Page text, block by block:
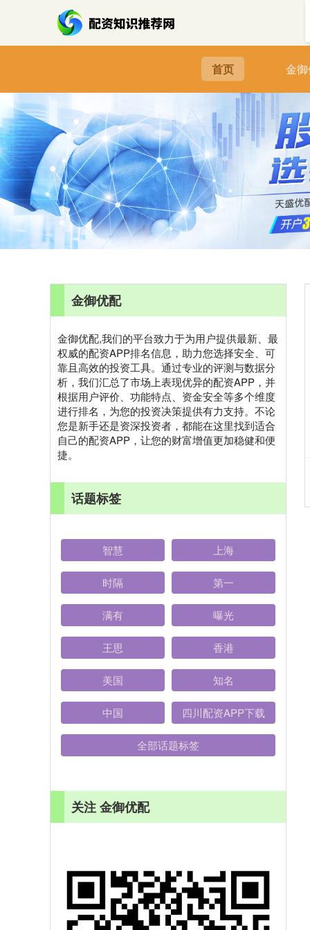
首页 金
金御优配
金御优配,我们的平台致力于为用户提供最新、最
权威的配资APP排名信息，助力您选择安全、可
靠且高效的投资工具。通过专业的评测与数据分
析，我们汇总了市场上表现优异的配资APP，并
根据用户评价、功能特点、资金安全等多个维度
进行排名，为您的投资决策提供有力支持。不论
您是新手还是资深投资者，都能在这里找到适合
自己的配资APP，让您的财富增值更加稳健和便
捷。
话题标签
智慧 上海
时隔 第一
满有 曝光
王思 香港
美国 知名
中国 四川配资APP下载
全部话题标签
关注 金御优配